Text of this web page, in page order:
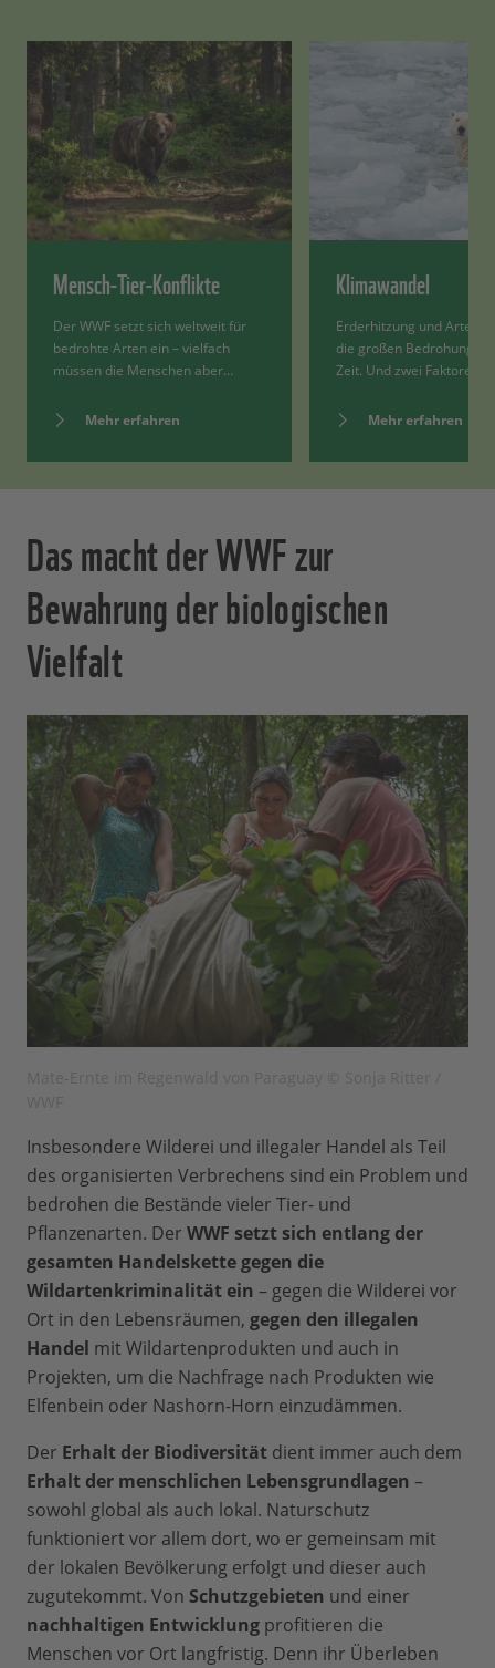
Mensch-Tier-Konflikte
Der WWF setzt sich weltweit für
bedrohte Arten ein – vielfach
müssen die Menschen aber…
Mehr erfahren
Klimawandel
Erderhitzung und
die großen Bedrohungen
Zeit. Und zwei Faktoren,…
Mehr erfahren
Das macht der WWF zur
Bewahrung der biologischen
Vielfalt
Insbesondere Wilderei und illegaler Handel als Teil
des organisierten Verbrechens sind ein Problem und
bedrohen die Bestände vieler Tier- und
Pflanzenarten. Der WWF setzt sich entlang der
gesamten Handelskette gegen die
Wildartenkriminalität ein – gegen die Wilderei vor
Ort in den Lebensräumen, gegen den illegalen
Handel mit Wildartenprodukten und auch in
Projekten, um die Nachfrage nach Produkten wie
Elfenbein oder Nashorn-Horn einzudämmen.
Der Erhalt der Biodiversität dient immer auch dem
Erhalt der menschlichen Lebensgrundlagen –
sowohl global als auch lokal. Naturschutz
funktioniert vor allem dort, wo er gemeinsam mit
der lokalen Bevölkerung erfolgt und dieser auch
zugutekommt. Von Schutzgebieten und einer
nachhaltigen Entwicklung profitieren die
Menschen vor Ort langfristig. Denn ihr Überleben